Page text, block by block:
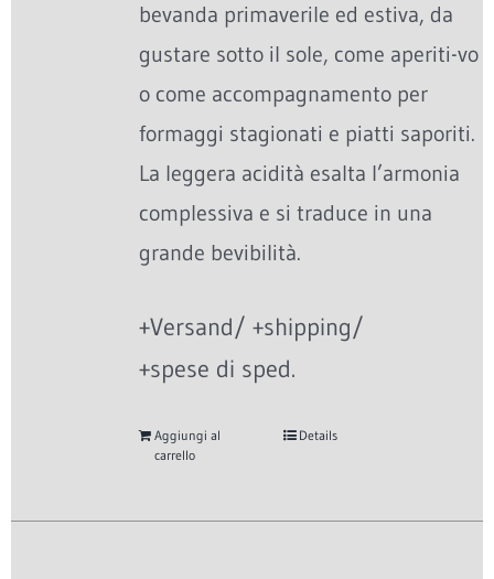
bevanda primaverile ed estiva, da
gustare sotto il sole, come aperiti-vo
o come accompagnamento per
formaggi stagionati e piatti saporiti.
La leggera acidità esalta l’armonia
complessiva e si traduce in una
grande bevibilità.
+Versand/ +shipping/
+spese di sped.
Aggiungi al
carrello
Details